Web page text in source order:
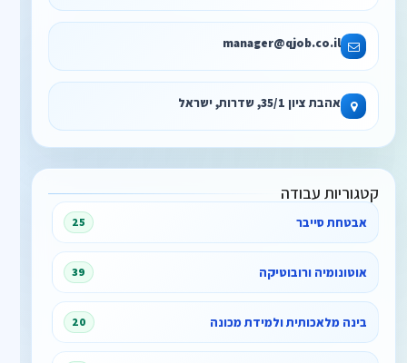
manager@qjob.co.il
אהבת ציון 35/1, שדרות, ישראל
קטגוריות עבודה
אבטחת סייבר 25
אוטונומיה ורובוטיקה 39
בינה מלאכותית ולמידת מכונה 20